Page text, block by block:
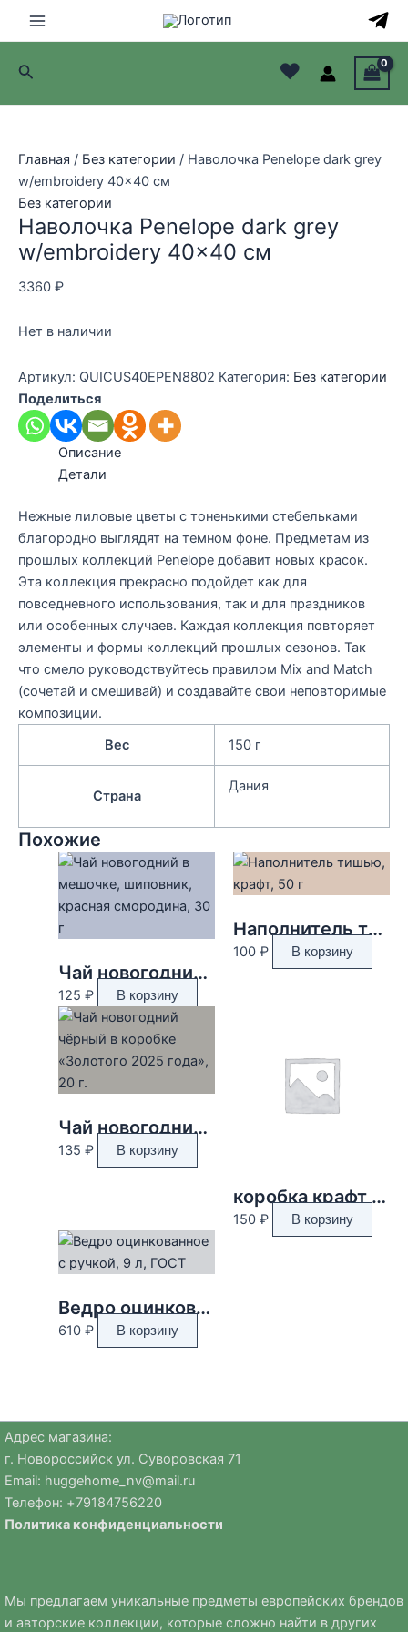
Main
Menu
Поиск ♥
Главная / Без категории / Наволочка Penelope dark grey
w/embroidery 40×40 см
Без категории
Наволочка Penelope dark grey
w/embroidery 40×40 см
3360 ₽
Нет в наличии
Артикул: QUICUS40EPEN8802 Категория: Без категории
Поделиться
Описание
Детали
Нежные лиловые цветы с тоненькими стебельками
благородно выглядят на темном фоне. Предметам из
прошлых коллекций Penelope добавит новых красок.
Эта коллекция прекрасно подойдет как для
повседневного использования, так и для праздников
или особенных случаев. Каждая коллекция повторяет
элементы и формы коллекций прошлых сезонов. Так
что смело руководствуйтесь правилом Mix and Match
(сочетай и смешивай) и создавайте свои неповторимые
композиции.
Вес
150 г
Страна
Дания
Похожие
Чай новогодний в мешочке, шиповник, красная смородина, 30 г
125 ₽ В корзину
Наполнитель тишью, крафт, 50 г
100 ₽ В корзину
Чай новогодний чёрный в коробке «Золотого 2025 года», 20 г.
135 ₽ В корзину
коробка крафт 165*165*80 мм
150 ₽ В корзину
Ведро оцинкованное с ручкой, 9 л, ГОСТ
610 ₽ В корзину
Адрес магазина:
г. Новороссийск ул. Суворовская 71
Email: huggehome_nv@mail.ru
Телефон: +79184756220
Политика конфиденциальности
Мы предлагаем уникальные предметы европейских брендов
и авторские коллекции, которые сложно найти в других